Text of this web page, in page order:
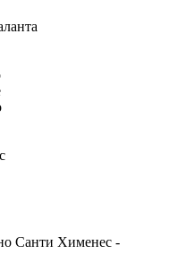
Санти Хименес -